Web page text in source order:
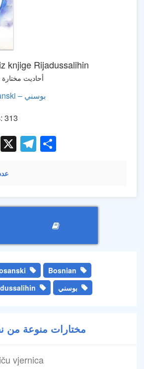
knjige Rijadussalihin
– أحاديث
– Bosnian – Bosanski – بوسني
313
WhatsApp
X Telegram
Bosnian
بوسني
مختارات منوعة
vjernica